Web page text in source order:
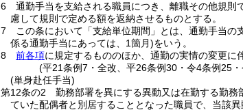
6
通勤手当を支給される職員につき、離職その他規
慮して規則で定める額を返納させるものとする。
7
この条において「支給単位期間」とは、通勤手当
係る通勤手当にあっては、1箇月)をいう。
8
前各項に規定するもののほか、通勤の実情の変更に
(平21条例7・全改、平26条例30・令4条例25
(単身赴任手当)
第12条の2
勤務部署を異にする異動又は在勤する勤
ていた配偶者と別居することとなった職員で、当該